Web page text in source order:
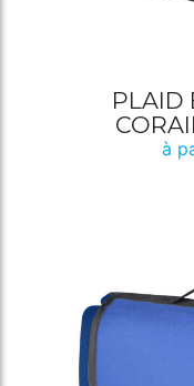
PLAID
à